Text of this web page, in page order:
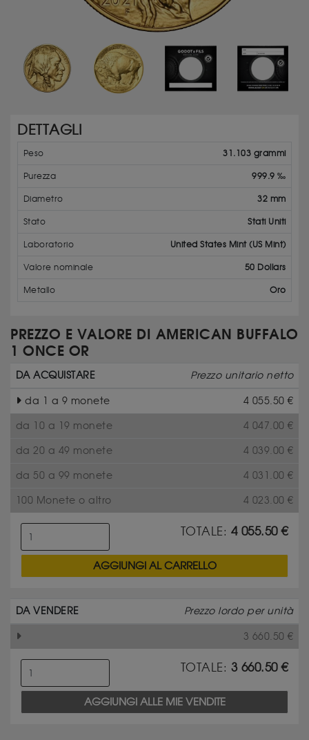
DETTAGLI
Peso 31.103 grammi
Purezza 999.9 ‰
Diametro 32 mm
Stato Stati Uniti
Laboratorio United States Mint (US Mint)
Valore nominale 50 Dollars
Metallo Oro
PREZZO E VALORE DI AMERICAN BUFFALO
1 ONCE OR
DA ACQUISTARE Prezzo unitario netto
da 1 a 9 monete 4 055.50 €
da 10 a 19 monete 4 047.00 €
da 20 a 49 monete 4 039.00 €
da 50 a 99 monete 4 031.00 €
100 Monete o altro 4 023.00 €
TOTALE: 4 055.50€
AGGIUNGI AL CARRELLO
DA VENDERE Prezzo lordo per unità
3 660.50 €
TOTALE: 3 660.50€
AGGIUNGI ALLE MIE VENDITE